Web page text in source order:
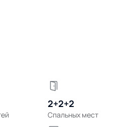
2+2+2
Спальных мест